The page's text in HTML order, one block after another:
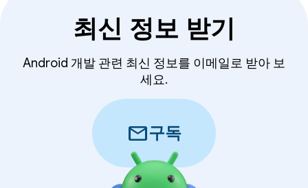
최신 정보 받기
Android 개발 관련 최신 정보를 이메일로 받아 보
세요.
mail구독